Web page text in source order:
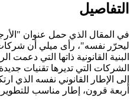
التفاصيل
في المقال الذي حمل عنوان
ليحرّر نفسه"، رأى ميلي أن
البنية القانونية ذاتها التي دعمت
الشركات التي تديرها تقنيات
إلى الإطار القانوني نفسه الذي
أربعة قرون، إطار مناسب للتطوير